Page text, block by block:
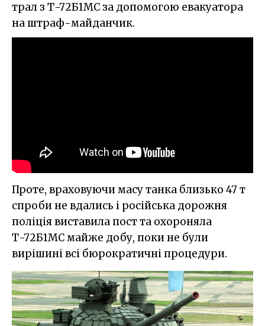
трал з Т-72Б1МС за допомогою евакуатора
на штраф-майданчик.
Проте, враховуючи масу танка близько 47 т
спроби не вдались і російська дорожня
поліція виставила пост та охороняла
Т-72Б1МС майже добу, поки не були
вирішині всі бюрократичні процедури.